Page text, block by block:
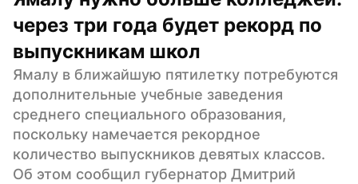
через три года будет рекорд по
выпускникам школ
Ямалу в ближайшую пятилетку потребуются
дополнительные учебные заведения
среднего специального образования,
поскольку намечается рекордное
количество выпускников девятых классов.
Об этом сообщил губернатор Дмитрий